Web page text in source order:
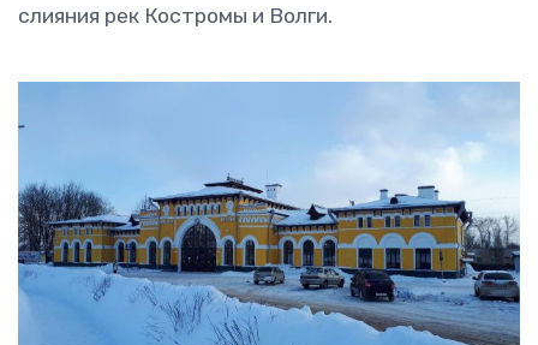
слияния рек Костромы и Волги.